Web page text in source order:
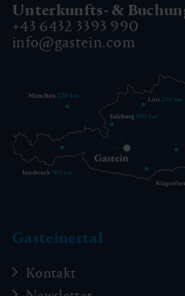
Unterkunfts- &
+43 6432 3393 990
info@gastein.com
Gasteinertal
Kontakt